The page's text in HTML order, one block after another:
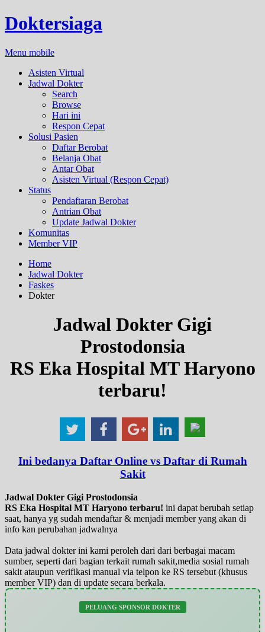
Doktersiaga
Menu mobile
Asisten Virtual
Jadwal Dokter
Search
Browse
Hari ini
Respon Cepat
Solusi Pasien
Daftar Berobat
Belanja Obat
Antar Obat
Asisten Virtual (Respon Cepat)
Status
Pendaftaran Berobat
Antrian Obat
Update Jadwal Dokter
Komunitas
Member VIP
Home
Jadwal Dokter
Faskes
Dokter
Jadwal Dokter Gigi
Prostodonsia
RS Eka Hospital MT Haryono
terbaru!
Ini bedanya Daftar Online vs Daftar di Rumah
Sakit
Jadwal Dokter Gigi Prostodonsia
RS Eka Hospital MT Haryono terbaru! ini dapat berubah setiap
saat, hanya yg sudah mendaftar & menjadi member yang akan di
info kan perubahan jadwalnya
Data jadwal dokter ini kami peroleh dari dari berbagai macam
sumber, seperti dari bagian terkait rumah sakit,media sosial rumah
sakit ataupun verifikasi manual via telpon ke RS tersebut (khusus
member VIP) dan di update secara berkala.
PELUANG SPONSOR DOKTER